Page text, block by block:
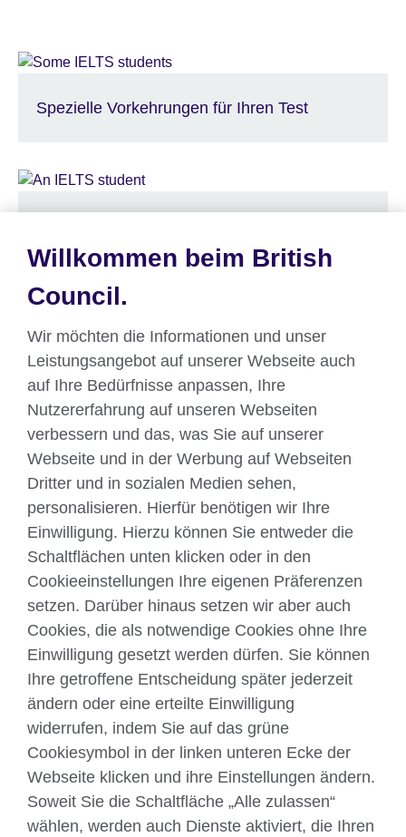
Spezielle Vorkehrungen für Ihren Test
Arbeiten Sie mit uns zusammen und
genießen Sie die Vorteile
Über uns
Englisch unterrichten
Kontakt
Facebook Twitter
YouTube
TikTok
British Council global
Datenschutzerklärung
Willkommen beim British
Council.
Wir möchten die Informationen und unser
Leistungsangebot auf unserer Webseite auch
auf Ihre Bedürfnisse anpassen, Ihre
Nutzererfahrung auf unseren Webseiten
verbessern und das, was Sie auf unserer
Webseite und in der Werbung auf Webseiten
Dritter und in sozialen Medien sehen,
personalisieren. Hierfür benötigen wir Ihre
Einwilligung. Hierzu können Sie entweder die
Schaltflächen unten klicken oder in den
Cookieeinstellungen Ihre eigenen Präferenzen
setzen. Darüber hinaus setzen wir aber auch
Cookies, die als notwendige Cookies ohne Ihre
Einwilligung gesetzt werden dürfen. Sie können
Ihre getroffene Entscheidung später jederzeit
ändern oder eine erteilte Einwilligung
widerrufen, indem Sie auf das grüne
Cookiesymbol in der linken unteren Ecke der
Webseite klicken und ihre Einstellungen ändern.
Soweit Sie die Schaltfläche „Alle zulassen“
wählen, werden auch Dienste aktiviert, die Ihren